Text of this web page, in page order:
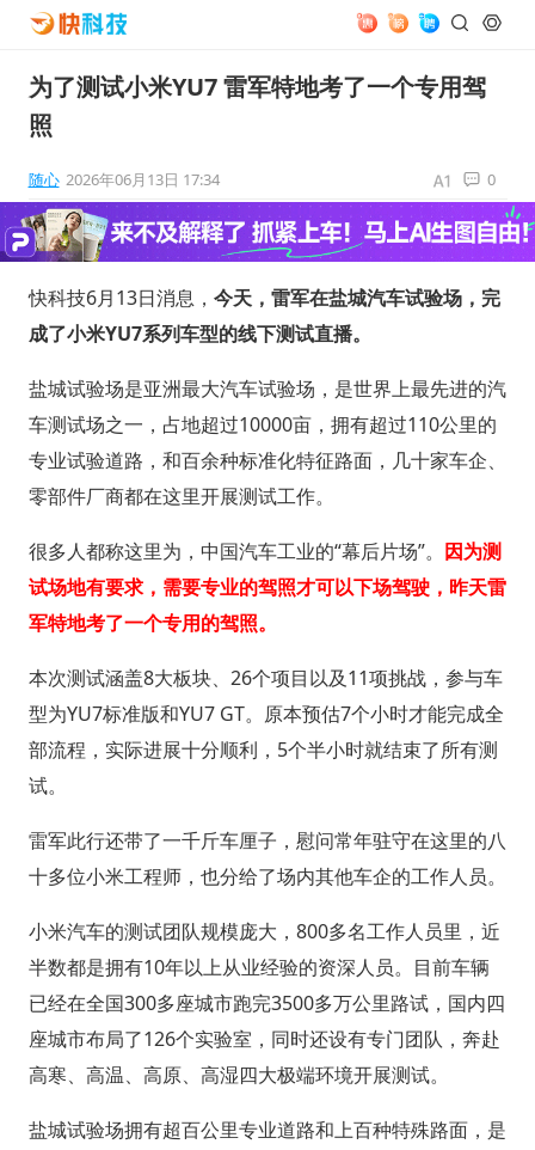
为了测试小米YU7 雷军特地考了一个专用驾
照
随心 2026年06月13日 17:34 0
快科技6月13日消息， 今天，雷军在盐城汽车试验场，完
成了小米YU7系列车型的线下测试直播。
盐城试验场是亚洲最大汽车试验场，是世界上最先进的汽
车测试场之一，占地超过10000亩，拥有超过110公里的
专业试验道路，和百余种标准化特征路面，几十家车企、
零部件厂商都在这里开展测试工作。
很多人都称这里为，中国汽车工业的“幕后片场”。 因为测
试场地有要求，需要专业的驾照才可以下场驾驶，昨天雷
军特地考了一个专用的驾照。
本次测试涵盖8大板块、26个项目以及11项挑战，参与车
型为YU7标准版和YU7 GT。原本预估7个小时才能完成全
部流程，实际进展十分顺利，5个半小时就结束了所有测
试。
雷军此行还带了一千斤车厘子，慰问常年驻守在这里的八
十多位小米工程师，也分给了场内其他车企的工作人员。
小米汽车的测试团队规模庞大，800多名工作人员里，近
半数都是拥有10年以上从业经验的资深人员。目前车辆
已经在全国300多座城市跑完3500多万公里路试，国内四
座城市布局了126个实验室，同时还设有专门团队，奔赴
高寒、高温、高原、高湿四大极端环境开展测试。
盐城试验场拥有超百公里专业道路和上百种特殊路面，是